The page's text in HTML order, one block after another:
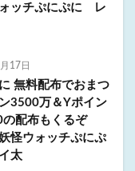
ッチぷにぷに レ
17日
無料配布でおまつ
3500万＆Yポイン
の配布もくるぞ
怪ウォッチぷにぷ
太